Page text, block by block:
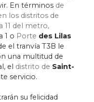
En términos de
los distritos de
11 del metro,
1 o Porte des Lilas
el tranvía T3B le
una multitud de
el distrito de Saint-
servicio.
su felicidad